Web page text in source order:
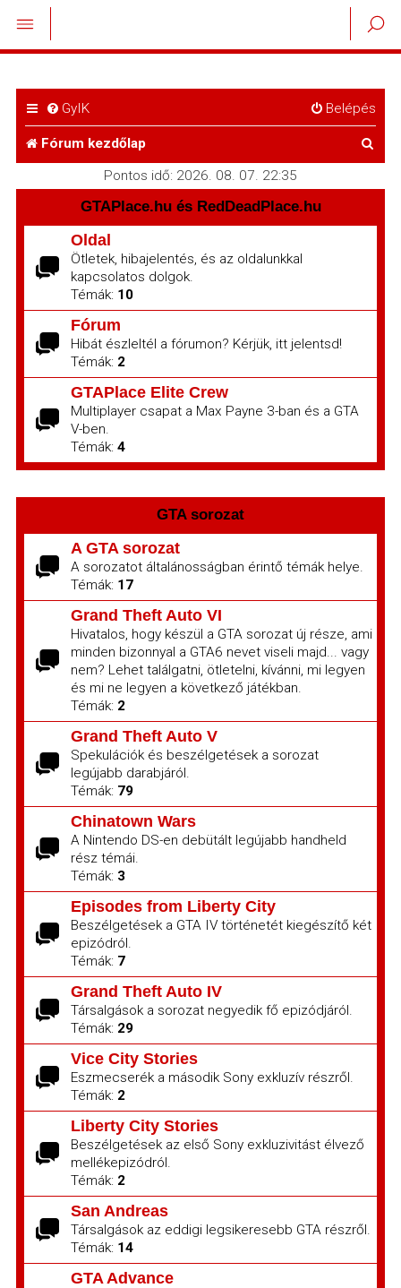
GyIK Belépés
Fórum kezdőlap
e
Pontos idő: 2026. 08. 07. 22:35
GTAPlace.hu és RedDeadPlace.hu
Oldal
Ötletek, hibajelentés, és az oldalunkkal
kapcsolatos dolgok.
Témák: 10
Fórum
Hibát észleltél a fórumon? Kérjük, itt jelentsd!
Témák: 2
GTAPlace Elite Crew
Multiplayer csapat a Max Payne 3-ban és a GTA
V-ben.
Témák: 4
GTA sorozat
A GTA sorozat
A sorozatot általánosságban érintő témák helye.
Témák: 17
Grand Theft Auto VI
Hivatalos, hogy készül a GTA sorozat új része, ami
minden bizonnyal a GTA6 nevet viseli majd... vagy
nem? Lehet találgatni, ötletelni, kívánni, mi legyen
és mi ne legyen a következő játékban.
Témák: 2
Grand Theft Auto V
Spekulációk és beszélgetések a sorozat
legújabb darabjáról.
Témák: 79
Chinatown Wars
A Nintendo DS-en debütált legújabb handheld
rész témái.
Témák: 3
Episodes from Liberty City
Beszélgetések a GTA IV történetét kiegészítő két
epizódról.
Témák: 7
Grand Theft Auto IV
Társalgások a sorozat negyedik fő epizódjáról.
Témák: 29
Vice City Stories
Eszmecserék a második Sony exkluzív részről.
Témák: 2
Liberty City Stories
Beszélgetések az első Sony exkluzivitást élvező
mellékepizódról.
Témák: 2
San Andreas
Társalgások az eddigi legsikeresebb GTA részről.
Témák: 14
GTA Advance